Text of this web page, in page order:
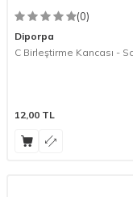
(0)
Diporpa
C Birleştirme Kancası -
12,00 TL